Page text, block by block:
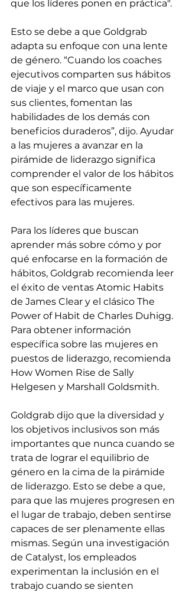
que los líderes ponen en práctica".
Esto se debe a que Goldgrab
adapta su enfoque con una lente
de género. “Cuando los coaches
ejecutivos comparten sus hábitos
de viaje y el marco que usan con
sus clientes, fomentan las
habilidades de los demás con
beneficios duraderos”, dijo. Ayudar
a las mujeres a avanzar en la
pirámide de liderazgo significa
comprender el valor de los hábitos
que son específicamente
efectivos para las mujeres.
Para los líderes que buscan
aprender más sobre cómo y por
qué enfocarse en la formación de
hábitos, Goldgrab recomienda leer
el éxito de ventas Atomic Habits
de James Clear y el clásico The
Power of Habit de Charles Duhigg.
Para obtener información
específica sobre las mujeres en
puestos de liderazgo, recomienda
How Women Rise de Sally
Helgesen y Marshall Goldsmith.
Goldgrab dijo que la diversidad y
los objetivos inclusivos son más
importantes que nunca cuando se
trata de lograr el equilibrio de
género en la cima de la pirámide
de liderazgo. Esto se debe a que,
para que las mujeres progresen en
el lugar de trabajo, deben sentirse
capaces de ser plenamente ellas
mismas. Según una investigación
de Catalyst, los empleados
experimentan la inclusión en el
trabajo cuando se sienten